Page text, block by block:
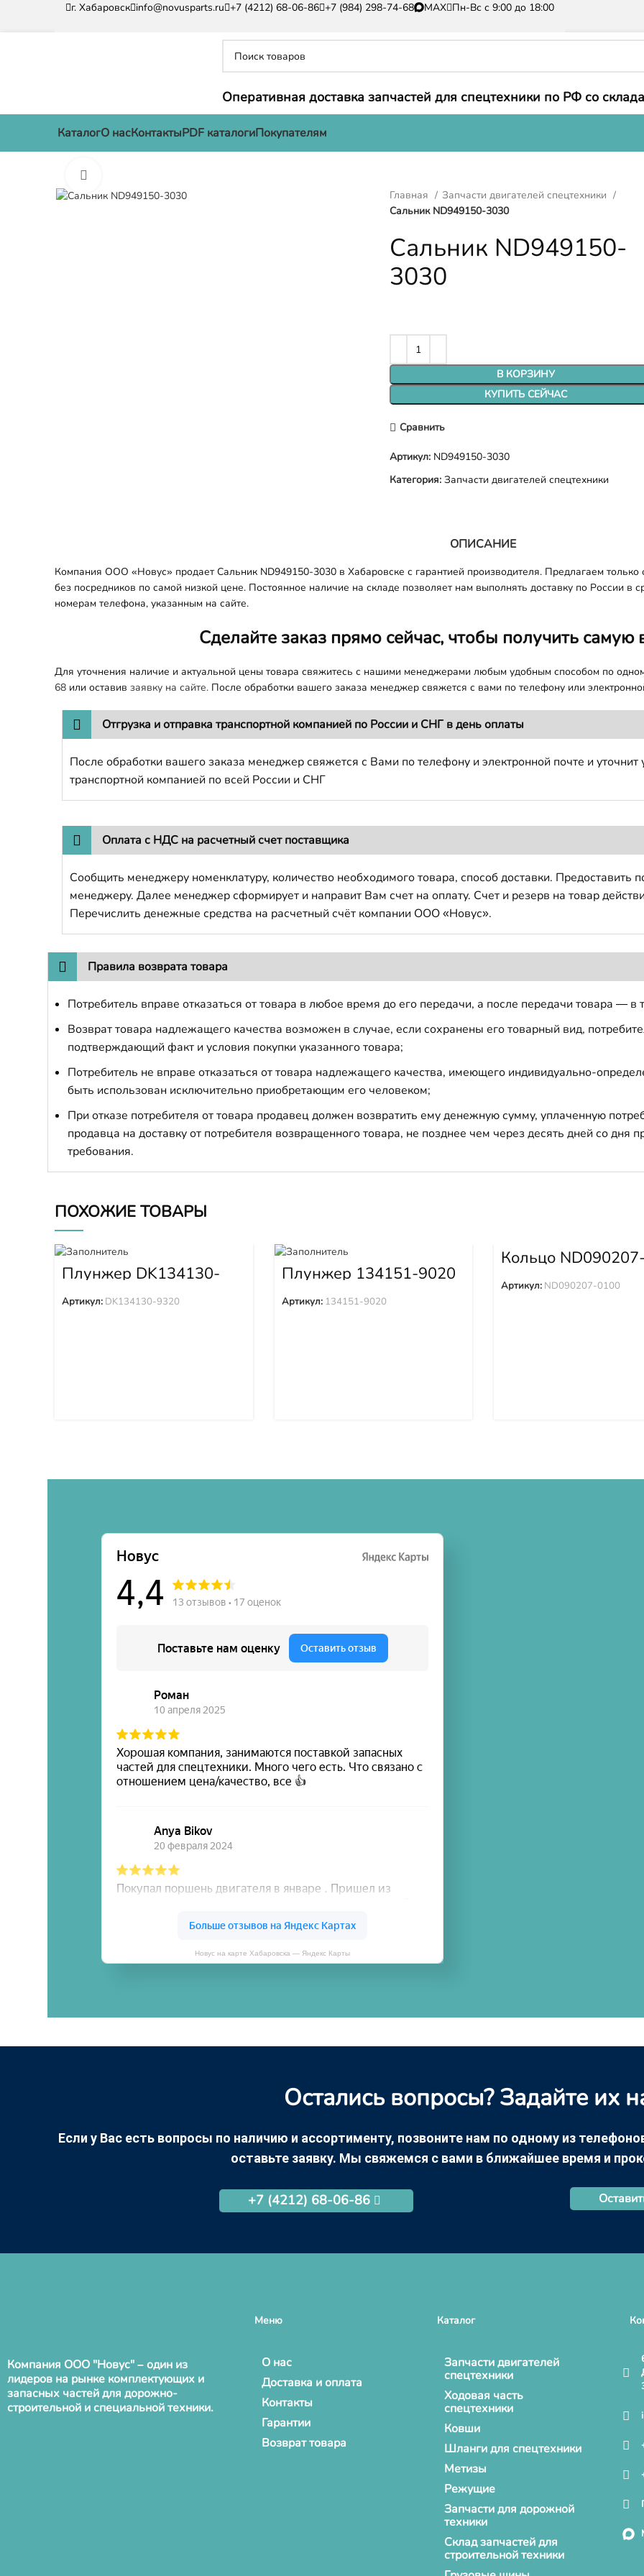
г. Хабаровск info@novusparts.ru +7 (4212) 68-06-86 +7 (984) 298-74-68 MAX Пн-Вс с 9:00 до 18:00
Оперативная доставка запчастей для спецтехники по РФ со
КаталогО насКонтактыPDF каталогиПокупателям
Главная
Запчасти двигателей спецтехники
Сальник ND949150-3030
Сальник ND949150-
3030
В КОРЗИНУ
КУПИТЬ СЕЙЧАС
Сравнить
Артикул: ND949150-3030
Категория: Запчасти двигателей спецтехники
ОПИСАНИЕ
Компания ООО «Новус» продает Сальник ND949150-3030 в Хабаровске с гарантией производителя. Предлагаем только
без посредников по самой низкой цене. Постоянное наличие на складе позволяет нам выполнять доставку по России в
номерам телефона, указанным на сайте.
Сделайте заказ прямо сейчас, чтобы получить
Для уточнения наличие и актуальной цены товара свяжитесь с нашими менеджерами любым удобным способом по
68 или оставив заявку на сайте. После обработки вашего заказа менеджер свяжется с вами по телефону или
Отгрузка и отправка транспортной компанией по России и СНГ в день оплаты
После обработки вашего заказа менеджер свяжется с Вами по телефону и электронной почте и уточнит
транспортной компанией по всей России и СНГ
Оплата с НДС на расчетный счет поставщика
Сообщить менеджеру номенклатуру, количество необходимого товара, способ доставки.
менеджеру. Далее менеджер сформирует и направит Вам счет на оплату. Счет и резерв на товар
Перечислить денежные средства на расчетный счёт компании ООО «Новус».
Правила возврата товара
Потребитель вправе отказаться от товара в любое время до его передачи, а после передачи товара — в
Возврат товара надлежащего качества возможен в случае, если сохранены его товарный вид,
подтверждающий факт и условия покупки указанного товара;
Потребитель не вправе отказаться от товара надлежащего качества, имеющего индивидуально-
быть использован исключительно приобретающим его человеком;
При отказе потребителя от товара продавец должен возвратить ему денежную сумму, уплаченную
продавца на доставку от потребителя возвращенного товара, не позднее чем через десять дней со дня
требования.
ПОХОЖИЕ ТОВАРЫ
Плунжер DK134130-
9320
Артикул: DK134130-9320
Плунжер 134151-9020
Артикул: 134151-9020
Кольцо
Артикул: ND090207-0100
Новус на карте Хабаровска — Яндекс Карты
Остались вопросы? Задайте их
Если у Вас есть вопросы по наличию и ассортименту, позвоните нам по одному из
оставьте заявку. Мы свяжемся с вами в ближайшее время и
+7 (4212) 68-06-86
Компания ООО "Новус" – один из
лидеров на рынке комплектующих и
запасных частей для дорожно-
строительной и специальной техники.
Меню
О нас
Доставка и оплата
Контакты
Гарантии
Возврат товара
Каталог
Запчасти двигателей
спецтехники
Ходовая часть
спецтехники
Ковши
Шланги для спецтехники
Метизы
Режущие
Запчасти для дорожной
техники
Склад запчастей для
строительной техники